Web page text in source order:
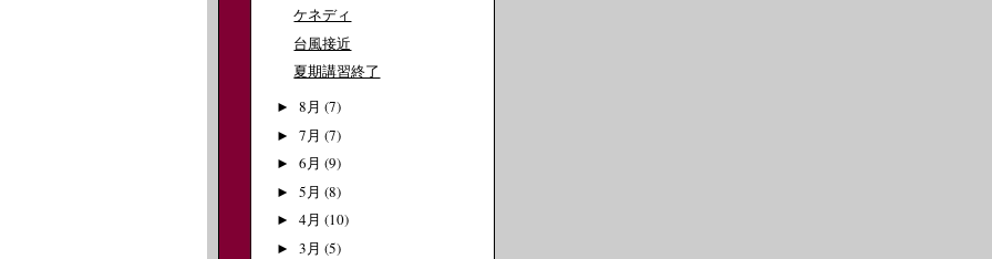
ケネディ
台風接近
夏期講習終了
► 8月 (7)
► 7月 (7)
► 6月 (9)
► 5月 (8)
► 4月 (10)
► 3月 (5)